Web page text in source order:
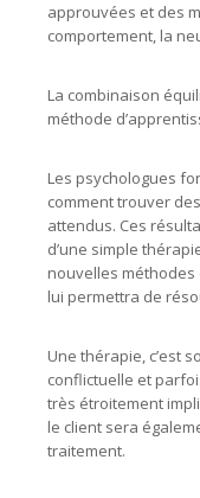
approuvées et des
comportement, la
La combinaison
méthode
Les psychologues
comment trouver
attendus. Ces
d’une simple
nouvelles méthodes
lui permettra de
Une thérapie, c’est
conflictuelle et
très étroitement
le client sera
traitement.